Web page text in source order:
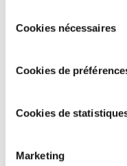
cookies.​ ​ ​
duCookies nécessaires
Cookies de
Cookies de
Marketing
在 INVENTEC
确保我们所有的材
们的材料并非来自冲